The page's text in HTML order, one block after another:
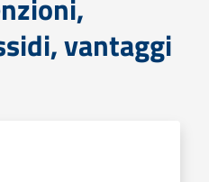
vantaggi